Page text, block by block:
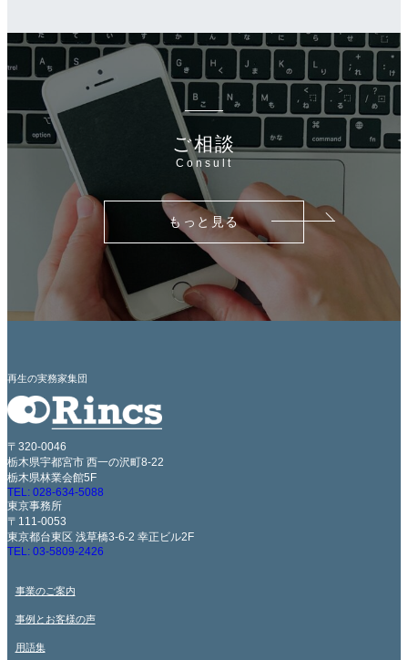
ご相談
Consult
もっと見る
再生の実務家集団
〒320-0046
栃木県宇都宮市 西一の沢町8-22
栃木県林業会館5F
TEL: 028-634-5088
東京事務所
〒111-0053
東京都台東区 浅草橋3-6-2 幸正ビル2F
TEL: 03-5809-2426
事業のご案内
事例とお客様の声
用語集